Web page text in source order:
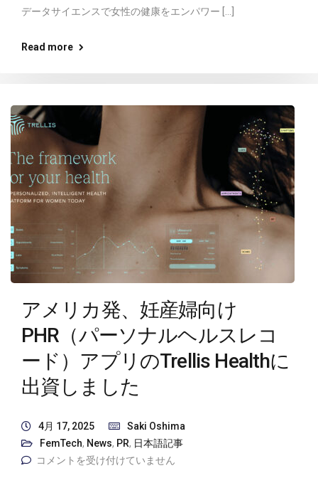
データサイエンスで女性の健康をエンパワー […]
Read more
アメリカ発、妊産婦向け
PHR（パーソナルヘルスレコ
ード）アプリのTrellis Healthに
出資しました
4月 17, 2025
Saki Oshima
FemTech, News, PR, 日本語記事
コメントを受け付けていません